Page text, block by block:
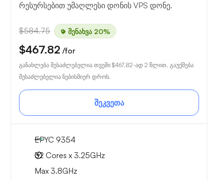
რესურსებით უმაღლესი დონის VPS დონე.
$584.75 შენახვა 20%
$467.82 /for
განახლება შესაძლებელია თვეში $467.82-ად 2 წლით. გაუქმება
შესაძლებელია ნებისმიერ დროს.
შეკვეთა
EPYC 9354
32 Cores x 3.25GHz
Max 3.8GHz